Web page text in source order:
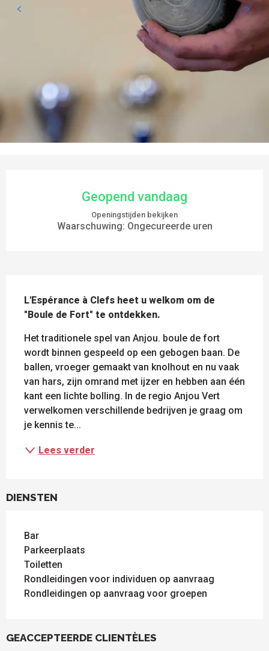
Geopend vandaag
Openingstijden bekijken
Waarschuwing: Ongecureerde uren
L'Espérance à Clefs heet u welkom om de
"Boule de Fort" te ontdekken.
Het traditionele spel van Anjou. boule de fort
wordt binnen gespeeld op een gebogen baan. De
ballen, vroeger gemaakt van knolhout en nu vaak
van hars, zijn omrand met ijzer en hebben aan één
kant een lichte bolling. In de regio Anjou Vert
verwelkomen verschillende bedrijven je graag om
je kennis te...
Lees verder
DIENSTEN
Bar
Parkeerplaats
Toiletten
Rondleidingen voor individuen op aanvraag
Rondleidingen op aanvraag voor groepen
GEACCEPTEERDE CLIENTÈLES